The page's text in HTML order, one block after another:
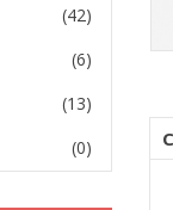
(42)
(6)
(13)
(0)